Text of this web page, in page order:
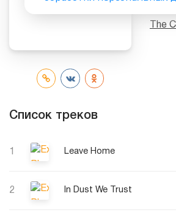
The
Список треков
1 Leave Home
2 In Dust We Trust